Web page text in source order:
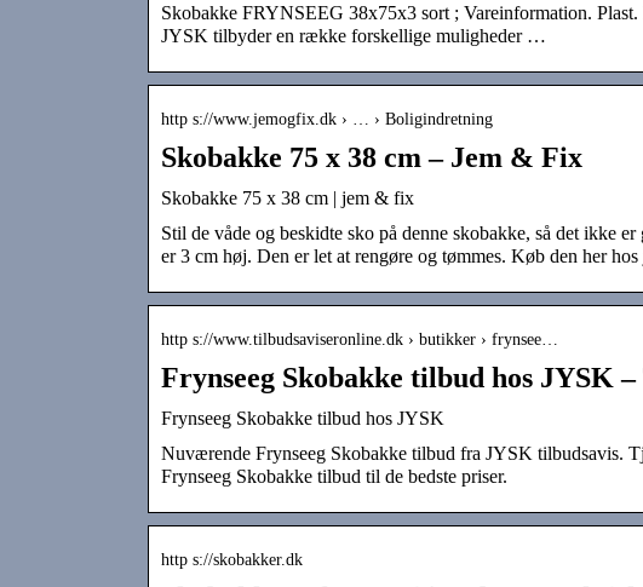
Skobakke FRYNSEEG 38x75x3 sort ; Vareinformation.
JYSK tilbyder en række forskellige muligheder …
http s://www.jemogfix.dk › … › Boligindretning
Skobakke 75 x 38 cm – Jem & Fix
Skobakke 75 x 38 cm | jem & fix
Stil de våde og beskidte sko på denne skobakke, så det ikke
er 3 cm høj. Den er let at rengøre og tømmes. Køb den her
http s://www.tilbudsaviseronline.dk › butikker › frynsee…
Frynseeg Skobakke tilbud hos JYSK
Frynseeg Skobakke tilbud hos JYSK
Nuværende Frynseeg Skobakke tilbud fra JYSK tilbudsavis.
Frynseeg Skobakke tilbud til de bedste priser.
http s://skobakker.dk